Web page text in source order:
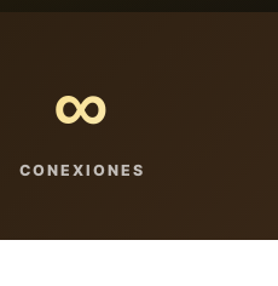
∞
CONEXIONES